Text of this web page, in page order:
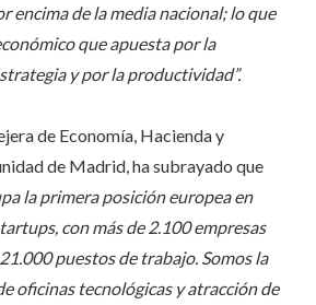
encima de la media nacional; lo que
que apuesta por la
y por la productividad”.
de Economía, Hacienda y
de Madrid, ha subrayado que
la primera posición europea en
con más de 2.100 empresas
puestos de trabajo. Somos la
oficinas tecnológicas y atracción de